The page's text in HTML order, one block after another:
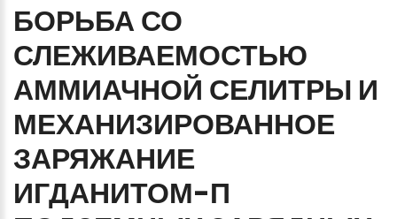
БОРЬБА СО
СЛЕЖИВАЕМОСТЬЮ
АММИАЧНОЙ СЕЛИТРЫ И
МЕХАНИЗИРОВАННОЕ
ЗАРЯЖАНИЕ
ИГДАНИТОМ-П